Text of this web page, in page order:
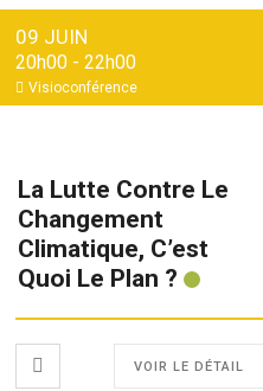
09 JUIN
20h00 -22h00
Visioconférence
La Lutte Contre Le
Changement
Climatique, C’est
Quoi Le Plan ?
VOIR LE DÉTAIL